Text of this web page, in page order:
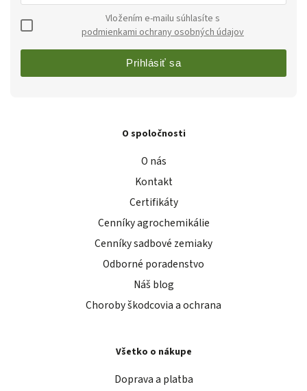
podmienkami ochrany osobných údajov
Prihlásiť sa
O spoločnosti
O nás
Kontakt
Certifikáty
Cenníky agrochemikálie
Cenníky sadbové zemiaky
Odborné poradenstvo
Náš blog
Choroby škodcovia a ochrana
Všetko o nákupe
Doprava a platba